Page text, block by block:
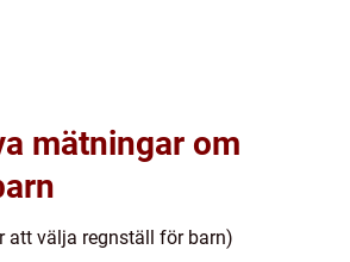
mätningar om
att välja regnställ för barn)